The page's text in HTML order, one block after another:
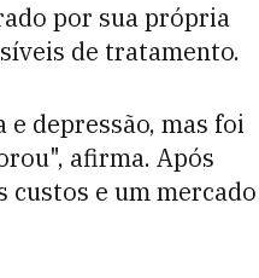
por sua própria
de tratamento.
depressão, mas foi
afirma. Após
e um mercado